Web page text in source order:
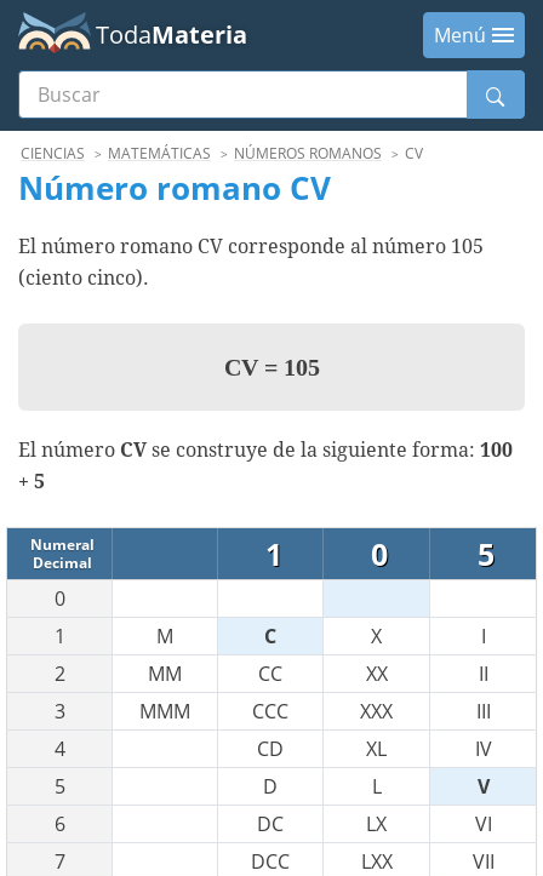
TodaMateria
Menú
Buscar
MenúCIENCIAS MATEMÁTICAS NÚMEROS ROMANOS CV
Número romano CV
El número romano CV corresponde al número 105
(ciento cinco).
CV =105
El número CVse construye de la siguiente forma: 100
+ 5
Numeral
Decimal
1 0 5
0
1
M C X
I
2
MM CC XX
II
3
MMM CCC XXX
III
4
CD XL
IV
5
D L
V
6
DC LX
VI
7
DCC LXX
VII